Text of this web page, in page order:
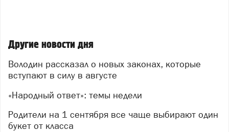
Другие новости дня
Володин рассказал о новых законах, которые
вступают в силу в августе
«Народный ответ»: темы недели
Родители на 1 сентября все чаще выбирают один
букет от класса